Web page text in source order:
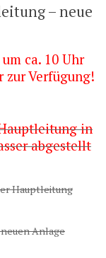
– neue
ca. 10 Uhr
zur Verfügung!
in
abgestellt
Hauptleitung
Anlage